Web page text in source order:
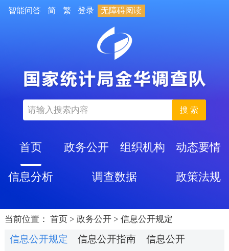
智能问答 简 繁 登录 无障碍阅读
搜 索
首页 政务公开 组织机构 动态要情
信息分析 调查数据 政策法规
当前位置： 首页 > 政务公开 > 信息公开规定
信息公开规定 信息公开指南
信息公开